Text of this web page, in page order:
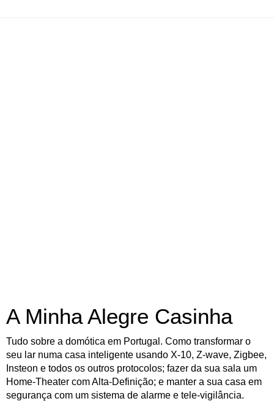
A Minha Alegre Casinha
Tudo sobre a domótica em Portugal. Como transformar o
seu lar numa casa inteligente usando X-10, Z-wave, Zigbee,
Insteon e todos os outros protocolos; fazer da sua sala um
Home-Theater com Alta-Definição; e manter a sua casa em
segurança com um sistema de alarme e tele-vigilância.